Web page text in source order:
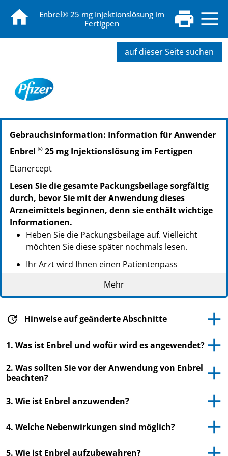
Enbrel® 25 mg Injektionslösung im
Fertigpen
auf dieser Seite suchen
PZN: 12521709
PPN: 111252170955
PZN: 12521721
PZN: 12521738
PPN: 111252173874
Gebrauchsinformation: Information für Anwender
Enbrel ® 25 mg Injektionslösung im Fertigpen
Etanercept
Lesen Sie die gesamte Packungsbeilage sorgfältig
durch, bevor Sie mit der Anwendung dieses
Arzneimittels beginnen, denn sie enthält wichtige
Informationen.
Heben Sie die Packungsbeilage auf. Vielleicht
möchten Sie diese später nochmals lesen.
Ihr Arzt wird Ihnen einen Patientenpass
aushändigen, der wichtige Informationen zur
Sicherheit enthält, die Sie vor und während der
Behandlung mit Enbrel beachten sollten.
Wenn Sie weitere Fragen haben, wenden Sie sich
an Ihren Arzt, Apotheker oder das medizinische
Fachpersonal.
Dieses Arzneimittel wurde Ihnen oder einem von
Ihnen betreuten Kind verschrieben. Geben Sie es
nicht an Dritte weiter. Es kann anderen Menschen
schaden, auch wenn diese die gleichen
betreute Kind.
Wenn Sie Nebenwirkungen bemerken, wenden Sie
sich an Ihren Arzt oder Apotheker. Dies gilt auch
Mehr
Hinweise auf geänderte Abschnitte
1. Was ist Enbrel und wofür wird es angewendet?
2. Was sollten Sie vor der Anwendung von Enbrel
beachten?
3. Wie ist Enbrel anzuwenden?
4. Welche Nebenwirkungen sind möglich?
5. Wie ist Enbrel aufzubewahren?